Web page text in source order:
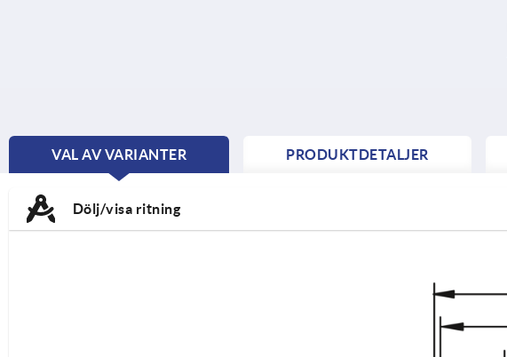
VAL AV VARIANTER
CURRENT
PRODUKTDETALJER
Dölj/visa ritning